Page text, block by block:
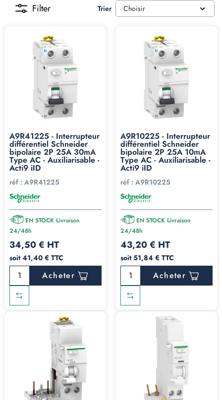
Filter Trier Choisir
A9R41225 - Interrupteur
différentiel Schneider
bipolaire 2P 25A 30mA
Type AC - Auxiliarisable -
Acti9 iID
réf : A9R41225
EN STOCK Livraison
24/48h
34,50 € HT
soit 41,40 € TTC
Acheter
A9R10225 - Interrupteur
différentiel Schneider
bipolaire 2P 25A 10mA
Type AC - Auxiliarisable -
Acti9 iID
réf : A9R10225
EN STOCK Livraison
24/48h
43,20 € HT
soit 51,84 € TTC
Acheter